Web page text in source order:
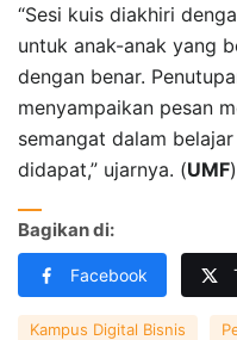
“Sesi kuis diakhiri
untuk anak-anak yang
dengan benar.
menyampaikan pesan
semangat dalam
didapat,” ujarnya. (UMF)
Bagikan di:
Facebook
Kampus Digital Bisnis